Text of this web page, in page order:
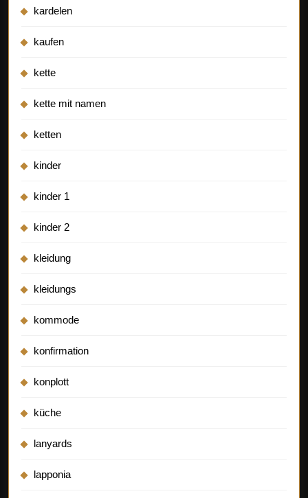
kardelen
kaufen
kette
kette mit namen
ketten
kinder
kinder 1
kinder 2
kleidung
kleidungs
kommode
konfirmation
konplott
küche
lanyards
lapponia